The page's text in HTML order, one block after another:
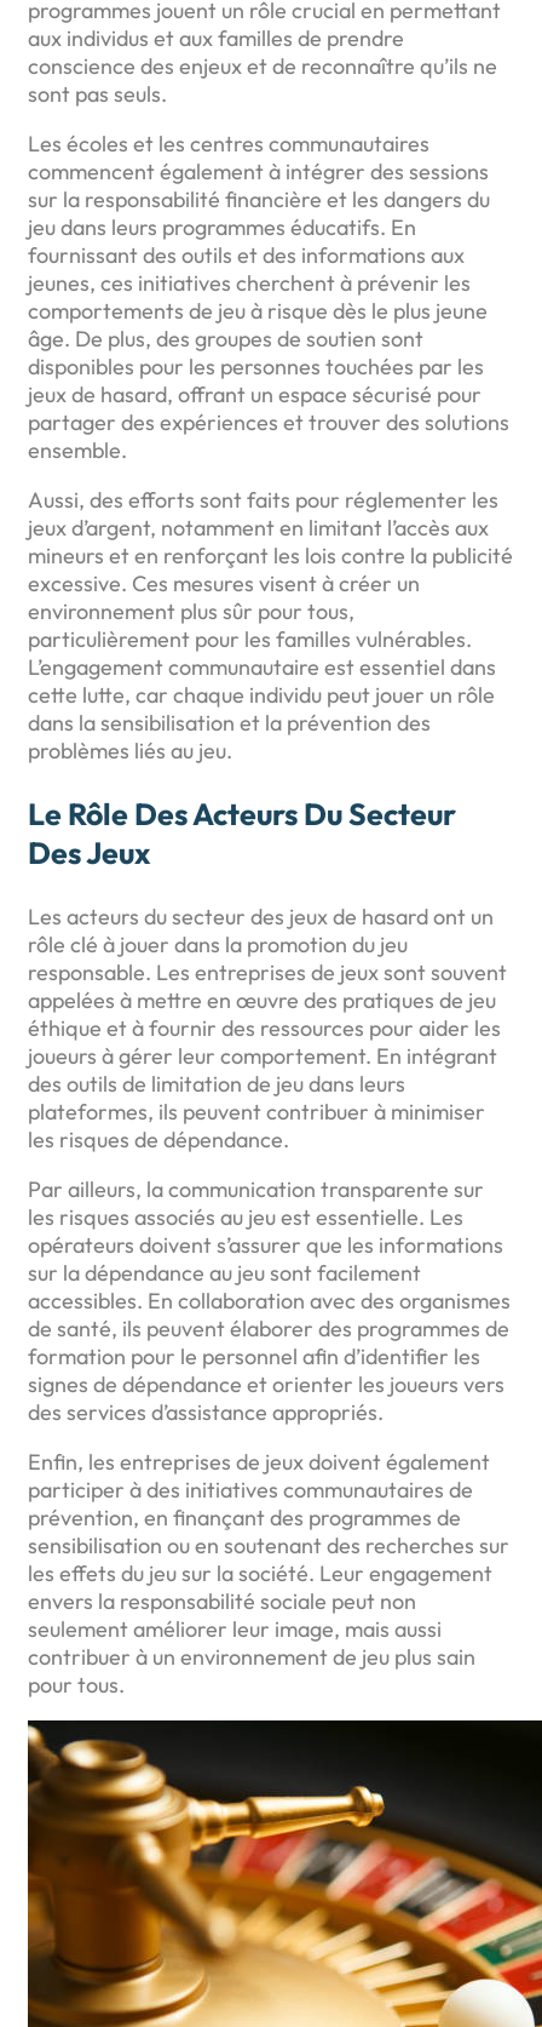
programmes jouent un rôle crucial en permettant
aux individus et aux familles de prendre
conscience des enjeux et de reconnaître qu’ils ne
sont pas seuls.
Les écoles et les centres communautaires
commencent également à intégrer des sessions
sur la responsabilité financière et les dangers du
jeu dans leurs programmes éducatifs. En
fournissant des outils et des informations aux
jeunes, ces initiatives cherchent à prévenir les
comportements de jeu à risque dès le plus jeune
âge. De plus, des groupes de soutien sont
disponibles pour les personnes touchées par les
jeux de hasard, offrant un espace sécurisé pour
partager des expériences et trouver des solutions
ensemble.
Aussi, des efforts sont faits pour réglementer les
jeux d’argent, notamment en limitant l’accès aux
mineurs et en renforçant les lois contre la publicité
excessive. Ces mesures visent à créer un
environnement plus sûr pour tous,
particulièrement pour les familles vulnérables.
L’engagement communautaire est essentiel dans
cette lutte, car chaque individu peut jouer un rôle
dans la sensibilisation et la prévention des
problèmes liés au jeu.
Le Rôle Des Acteurs Du Secteur
Des Jeux
Les acteurs du secteur des jeux de hasard ont un
rôle clé à jouer dans la promotion du jeu
responsable. Les entreprises de jeux sont souvent
appelées à mettre en œuvre des pratiques de jeu
éthique et à fournir des ressources pour aider les
joueurs à gérer leur comportement. En intégrant
des outils de limitation de jeu dans leurs
plateformes, ils peuvent contribuer à minimiser
les risques de dépendance.
Par ailleurs, la communication transparente sur
les risques associés au jeu est essentielle. Les
opérateurs doivent s’assurer que les informations
sur la dépendance au jeu sont facilement
accessibles. En collaboration avec des organismes
de santé, ils peuvent élaborer des programmes de
formation pour le personnel afin d’identifier les
signes de dépendance et orienter les joueurs vers
des services d’assistance appropriés.
Enfin, les entreprises de jeux doivent également
participer à des initiatives communautaires de
prévention, en finançant des programmes de
sensibilisation ou en soutenant des recherches sur
les effets du jeu sur la société. Leur engagement
envers la responsabilité sociale peut non
seulement améliorer leur image, mais aussi
contribuer à un environnement de jeu plus sain
pour tous.